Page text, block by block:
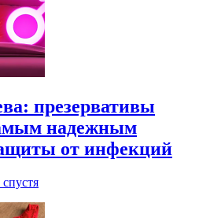
презервативы
надежным
от инфекций
спустя